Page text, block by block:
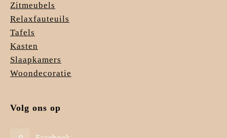
Zitmeubels
Relaxfauteuils
Tafels
Kasten
Slaapkamers
Woondecoratie
Volg ons op